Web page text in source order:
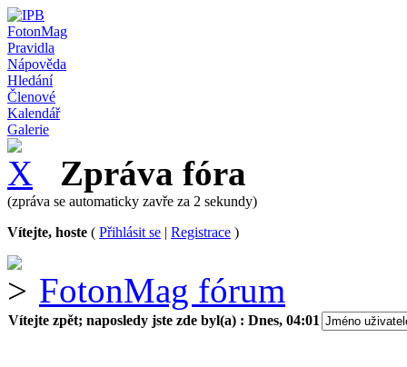
FotonMag
Pravidla
Nápověda
Hledání
Členové
Kalendář
Galerie
Zpráva fóra
(zpráva se automaticky zavře za 2 sekundy)
Vítejte, hoste ( Přihlásit se | Registrace )
FotonMag fórum
Vítejte zpět; naposledy jste zde byl(a) : Dnes, 04:01